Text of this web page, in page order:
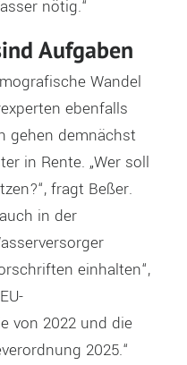
nötig.“
Aufgaben
Wandel
ebenfalls
gehen demnächst
in Rente. „Wer soll
fragt Beßer.
in der
einhalten“,
von 2022 und die
2025.“